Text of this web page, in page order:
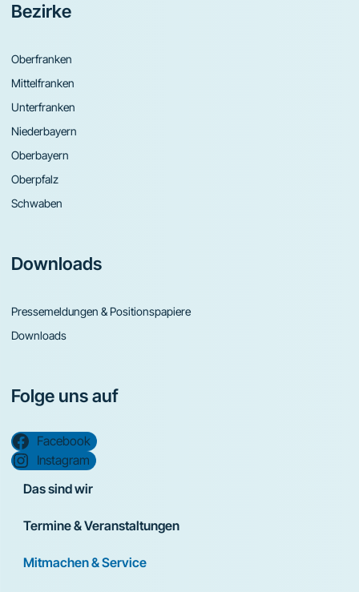
Bezirke
Oberfranken
Mittelfranken
Unterfranken
Niederbayern
Oberbayern
Oberpfalz
Schwaben
Downloads
Pressemeldungen & Positionspapiere
Downloads
Folge uns auf
Facebook
Instagram
Das sind wir
Termine & Veranstaltungen
Mitmachen & Service